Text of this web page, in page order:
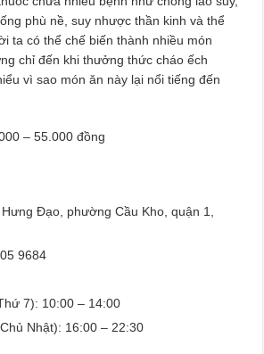
phù nề, suy nhược thần kinh và thể
ta có thể chế biến thành nhiều món
chỉ đến khi thưởng thức cháo ếch
vì sao món ăn này lại nổi tiếng đến
– 55.000 đồng
Đạo, phường Cầu Kho, quận 1,
9684
7): 10:00 – 14:00
Nhật): 16:00 – 22:30